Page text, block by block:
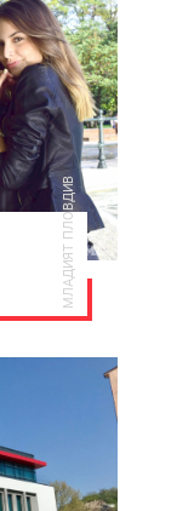
МЛАДИЯТ ПЛОВДИВ